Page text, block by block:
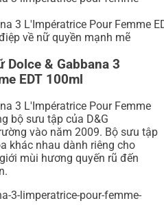
3 L'Impératrice Pour Femme
về nữ quyền mạnh mẽ
Dolce & Gabbana 3
EDT 100ml
3 L'Impératrice Pour Femme
bộ sưu tập của D&G
vào năm 2009. Bộ sưu tập
khác nhau dành riêng cho
mùi hương quyến rũ đến